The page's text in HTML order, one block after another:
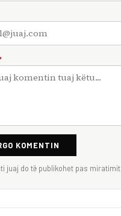
KOMENTIN
juaj do të publikohet pas